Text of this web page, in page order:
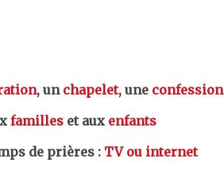
, un chapelet, une confession
familles et aux enfants
de prières : TV ou internet